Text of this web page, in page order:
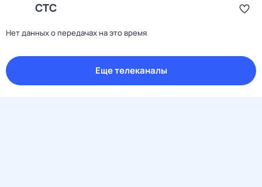
СТС
Нет данных о передачах на это время
Еще телеканалы